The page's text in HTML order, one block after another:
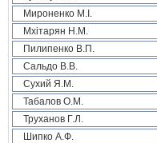
Мироненко М.І.
Мхітарян Н.М.
Пилипенко В.П.
Сальдо В.В.
Сухий Я.М.
Табалов О.М.
Труханов Г.Л.
Шипко А.Ф.